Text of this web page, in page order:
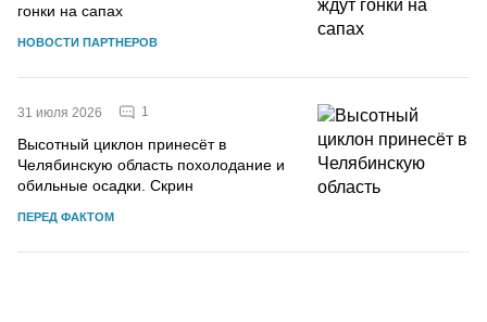
гонки на сапах
НОВОСТИ ПАРТНЕРОВ
31 июля 2026 1
Высотный циклон принесёт в
Челябинскую область похолодание и
обильные осадки. Скрин
ПЕРЕД ФАКТОМ